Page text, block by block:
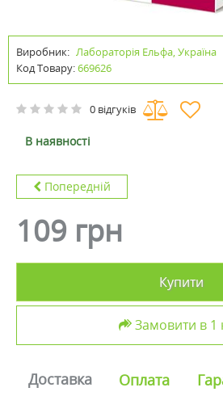
Виробник: Лабораторія Ельфа, Україна
Код Товару:669626
0 відгуків
В наявності
Попередній
109 грн
Купити
Замовити в 1
Доставка Оплата